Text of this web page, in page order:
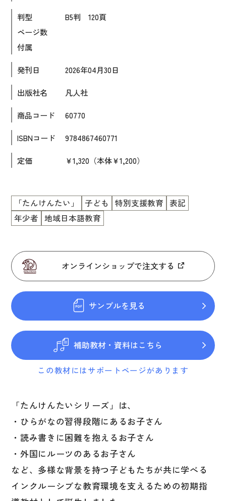
書店様向け
日本語能力試験対策
日本留学試験対策
各種試験対策
大学入試対策
学校情報
日本語学習関連副読本
日本事情
定期刊行物
視聴覚・補助教材
コンピューター
カセットテープ・ＣＤ
絵本・子ども向け補助
図表
辞典
日本語学習辞典
漢字字典（辞典）
英語辞典
スペイン語辞典
中国語辞典
ドイツ語辞典
ポルトガル語辞典
ロシア語辞典
各国語辞典
判型
ページ数
付属
B5判 120頁
発刊日 2026年04月30日
出版社名 凡人社
商品コード 60770
ISBNコード 9784867460771
定価 ￥1,320（本体￥1,200）
「たんけんたい」 子ども 特別支援教育 表記
年少者 地域日本語教育
オンラインショップで注文する
サンプルを見る
補助教材・資料はこちら
この教材にはサポートページがあります
「たんけんたいシリーズ」は、
・ひらがなの習得段階にあるお子さん
・読み書きに困難を抱えるお子さん
・外国にルーツのあるお子さん
など、多様な背景を持つ子どもたちが共に学べる
インクルーシブな教育環境を支えるための初期指